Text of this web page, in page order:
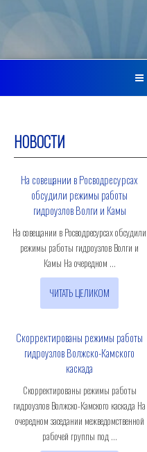
НОВОСТИ
На совещании в Росводресурсах
обсудили режимы работы
гидроузлов Волги и Камы
На совещании в Росводресурсах обсудили
режимы работы гидроузлов Волги и
Камы На очередном ...
ЧИТАТЬ ЦЕЛИКОМ
Скорректированы режимы работы
гидроузлов Волжско-Камского
каскада
Скорректированы режимы работы
гидроузлов Волжско-Камского каскада На
очередном заседании межведомственной
рабочей группы под ...